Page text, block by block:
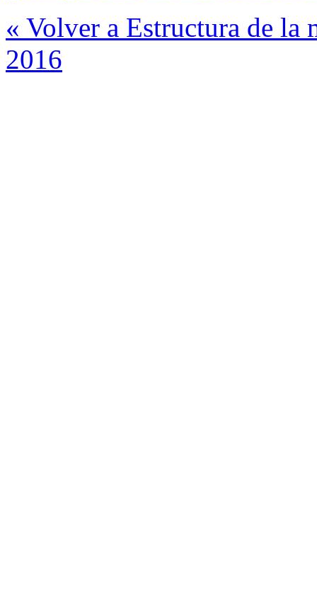
« Volver a Estructura de la
2016